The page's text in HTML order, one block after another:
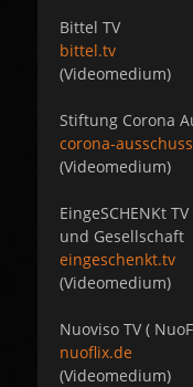
Bittel TV
bittel.tv
(Videomedium)
Stiftung Corona
corona-
(Videomedium)
EingeSCHENKt
und Gesellschaft
eingeschenkt.tv
(Videomedium)
Nuoviso TV (
nuoflix.de
(Videomedium)